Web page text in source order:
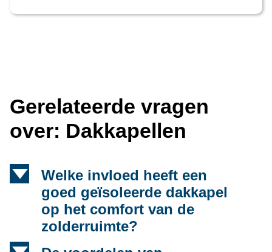
Gerelateerde vragen
over: Dakkapellen
d
Welke invloed heeft een
goed geïsoleerde dakkapel
op het comfort van de
zolderruimte?